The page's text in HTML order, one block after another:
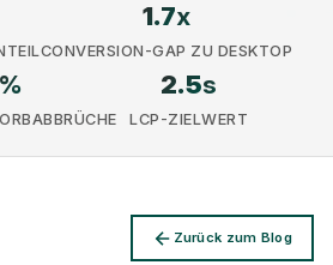
1.7x
CONVERSION-GAP ZU DESKTOP
% 2.5s
LCP-ZIELWERT
Zurück zum Blog
Datenschutz